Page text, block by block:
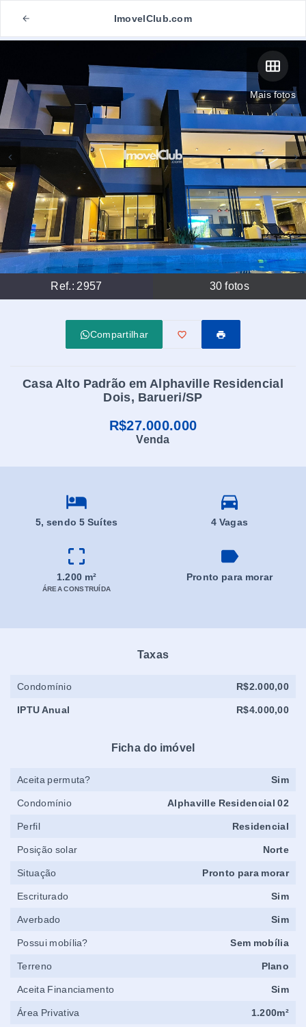
ImovelClub.com
Mais fotos
Ref.: 2957 30 fotos
Compartilhar
Casa Alto Padrão em Alphaville Residencial
Dois, Barueri/SP
R$27.000.000
Venda
5, sendo 5 Suítes 4 Vagas
1.200 m²
ÁREA CONSTRUÍDA
Pronto para morar
Taxas
Condomínio R$2.000,00
IPTU Anual R$4.000,00
Ficha do imóvel
Aceita permuta? Sim
Condomínio Alphaville Residencial 02
Perfil Residencial
Posição solar Norte
Situação Pronto para morar
Escriturado Sim
Averbado Sim
Possui mobília? Sem mobília
Terreno Plano
Aceita Financiamento Sim
Área Privativa 1.200m²